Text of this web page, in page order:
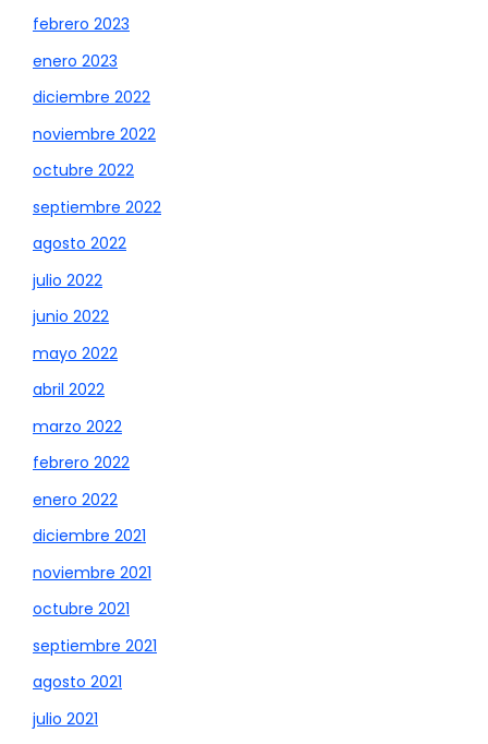
febrero 2023
enero 2023
diciembre 2022
noviembre 2022
octubre 2022
septiembre 2022
agosto 2022
julio 2022
junio 2022
mayo 2022
abril 2022
marzo 2022
febrero 2022
enero 2022
diciembre 2021
noviembre 2021
octubre 2021
septiembre 2021
agosto 2021
julio 2021